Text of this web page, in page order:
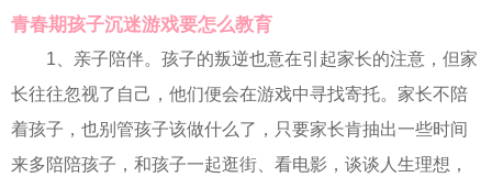
青春期孩子沉迷游戏要怎么教育
1、亲子陪伴。孩子的叛逆也意在引起家长的注意，但家
长往往忽视了自己，他们便会在游戏中寻找寄托。家长不陪
着孩子，也别管孩子该做什么了，只要家长肯抽出一些时间
来多陪陪孩子，和孩子一起逛街、看电影，谈谈人生理想，